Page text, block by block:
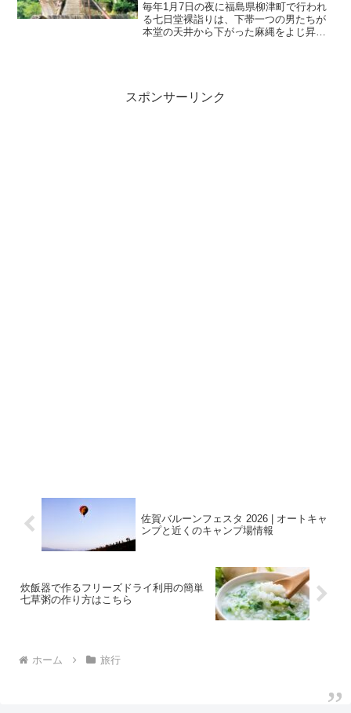
毎年1月7日の夜に福島県柳津町で行われ
る七日堂裸詣りは、下帯一つの男たちが
本堂の天井から下がった麻縄をよじ昇っ
スポンサーリンク
佐賀バルーンフェスタ 2026 | オートキャ
ンプと近くのキャンプ場情報
炊飯器で作るフリーズドライ利用の簡単
七草粥の作り方はこちら
ホーム 旅行